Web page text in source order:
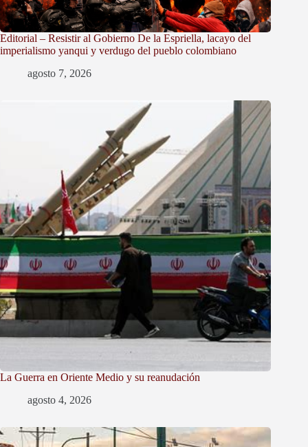
Editorial – Resistir al Gobierno De la Espriella, lacayo del
imperialismo yanqui y verdugo del pueblo colombiano
agosto 7, 2026
La Guerra en Oriente Medio y su reanudación
agosto 4, 2026